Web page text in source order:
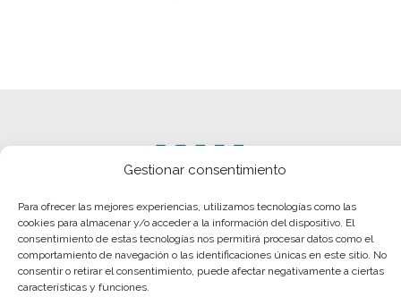
Gestionar consentimiento
Para ofrecer las mejores experiencias, utilizamos tecnologías como las
cookies para almacenar y/o acceder a la información del dispositivo. El
consentimiento de estas tecnologías nos permitirá procesar datos como el
comportamiento de navegación o las identificaciones únicas en este sitio. No
consentir o retirar el consentimiento, puede afectar negativamente a ciertas
características y funciones.